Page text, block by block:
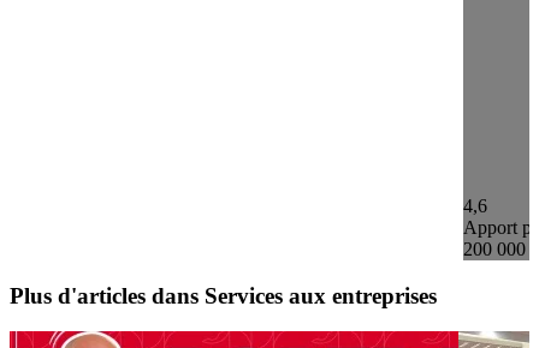
4,6
Apport
200 000 €
Plus d'articles dans Services aux entreprises